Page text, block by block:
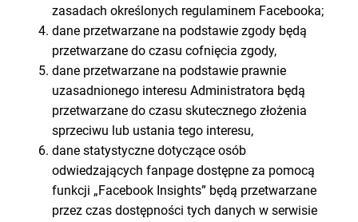
zasadach określonych regulaminem Facebooka;
dane przetwarzane na podstawie zgody będą
przetwarzane do czasu cofnięcia zgody,
dane przetwarzane na podstawie prawnie
uzasadnionego interesu Administratora będą
przetwarzane do czasu skutecznego złożenia
sprzeciwu lub ustania tego interesu,
dane statystyczne dotyczące osób
odwiedzających fanpage dostępne za pomocą
funkcji „Facebook Insights” będą przetwarzane
przez czas dostępności tych danych w serwisie